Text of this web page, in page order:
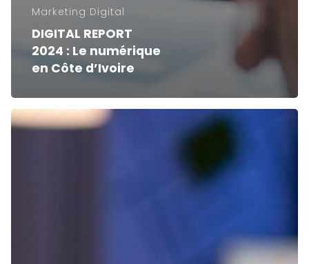
Marketing Digital
DIGITAL REPORT
2024 : Le numérique
en Côte d’Ivoire